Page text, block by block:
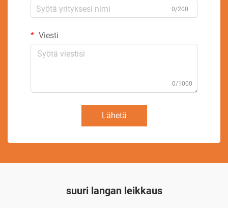
0/200
Viesti
0/1000
Lähetä
suuri langan leikkaus